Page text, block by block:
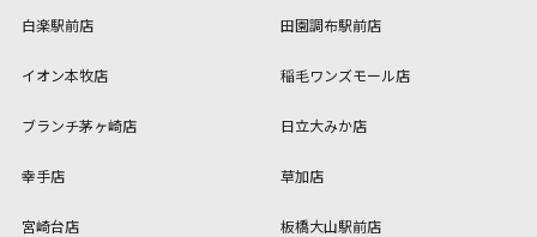
白楽駅前店 田園調布駅前店
イオン本牧店 稲毛ワンズモール店
ブランチ茅ヶ崎店 日立大みか店
幸手店 草加店
宮崎台店 板橋大山駅前店